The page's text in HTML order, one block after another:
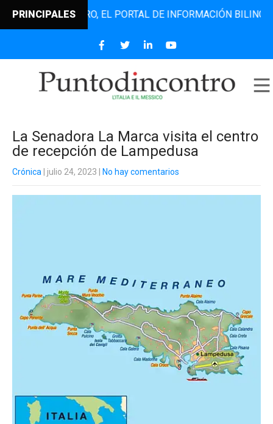
PRINCIPALESEL PORTAL DE INFORMACIÓN BILINGÜE
La Senadora La Marca visita el centro
de recepción de Lampedusa
Crónica | julio 24, 2023 No hay comentarios